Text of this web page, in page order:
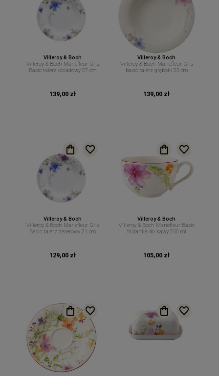
Villeroy & Boch
Villeroy & Boch Mariefleur Gris
Basic talerz obiadowy 27 cm
139,00 zł
Villeroy & Boch
Villeroy & Boch Mariefleur Gris
basic talerz głęboki 23 cm
139,00 zł
Villeroy & Boch
Villeroy & Boch Mariefleur Gris
Basic talerz deserowy 21 cm
129,00 zł
Villeroy & Boch
Villeroy & Boch Mariefleur Basic
filiżanka do kawy 250 ml
105,00 zł